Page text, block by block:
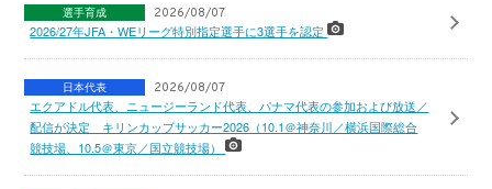
選手育成 2026/08/07
2026/27年JFA・WEリーグ特別指定選手に3選手を認定
日本代表 2026/08/07
エクアドル代表、ニュージーランド代表、パナマ代表の参加および放送／
配信が決定 キリンカップサッカー2026（10.1＠神奈川／横浜国際総合
競技場、10.5＠東京／国立競技場）